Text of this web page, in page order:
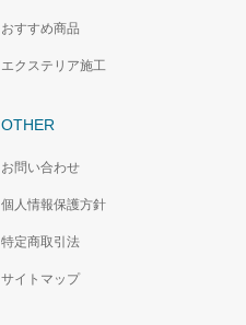
おすすめ商品
エクステリア施工
OTHER
お問い合わせ
個人情報保護方針
特定商取引法
サイトマップ